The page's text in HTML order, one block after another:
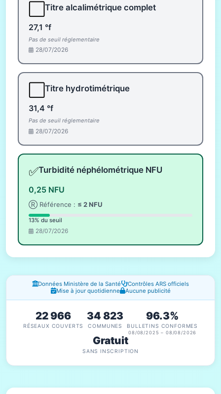
Titre alcalimétrique complet
27,1 °f
Pas de seuil réglementaire
28/07/2026
Titre hydrotimétrique
31,4 °f
Pas de seuil réglementaire
28/07/2026
✅Turbidité néphélométrique NFU
0,25 NFU
Ⓡ Référence : ≤ 2 NFU
13% du seuil
28/07/2026
Fenêtres d'information
Données Ministère de la Santé
Contrôles ARS officiels
Mise à jour quotidienne
Aucune publicité
22 966
RÉSEAUX COUVERTS
34 823
COMMUNES
96.3%
BULLETINS CONFORMES
08/08/2025 – 08/08/2026
Gratuit
SANS INSCRIPTION